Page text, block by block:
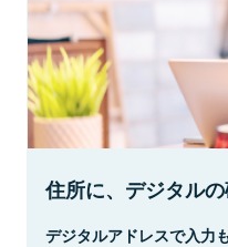
住所に、デジタルの
デジタルアドレスで入力